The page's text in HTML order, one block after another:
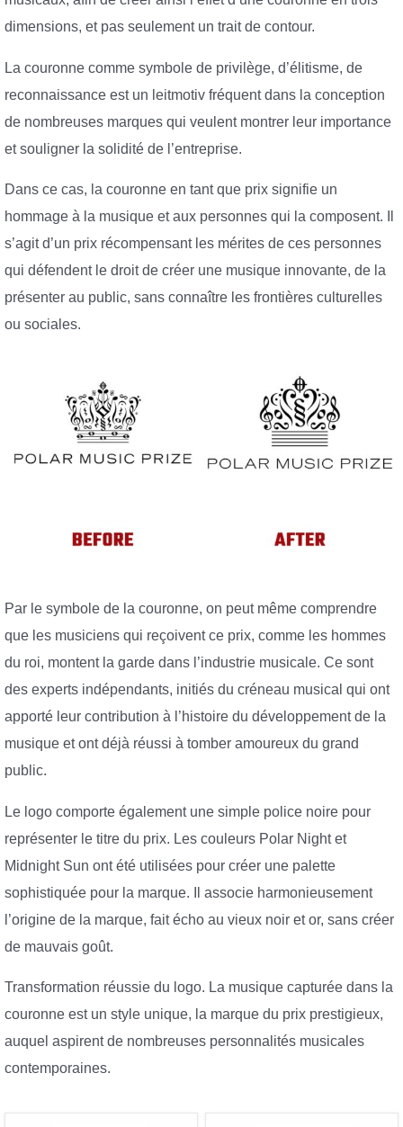
dimensions, et pas seulement un trait de contour.
La couronne comme symbole de privilège, d’élitisme, de
reconnaissance est un leitmotiv fréquent dans la conception
de nombreuses marques qui veulent montrer leur importance
et souligner la solidité de l’entreprise.
Dans ce cas, la couronne en tant que prix signifie un
hommage à la musique et aux personnes qui la composent. Il
s’agit d’un prix récompensant les mérites de ces personnes
qui défendent le droit de créer une musique innovante, de la
présenter au public, sans connaître les frontières culturelles
ou sociales.
Par le symbole de la couronne, on peut même comprendre
que les musiciens qui reçoivent ce prix, comme les hommes
du roi, montent la garde dans l’industrie musicale. Ce sont
des experts indépendants, initiés du créneau musical qui ont
apporté leur contribution à l’histoire du développement de la
musique et ont déjà réussi à tomber amoureux du grand
public.
Le logo comporte également une simple police noire pour
représenter le titre du prix. Les couleurs Polar Night et
Midnight Sun ont été utilisées pour créer une palette
sophistiquée pour la marque. Il associe harmonieusement
l’origine de la marque, fait écho au vieux noir et or, sans créer
de mauvais goût.
Transformation réussie du logo. La musique capturée dans la
couronne est un style unique, la marque du prix prestigieux,
auquel aspirent de nombreuses personnalités musicales
contemporaines.